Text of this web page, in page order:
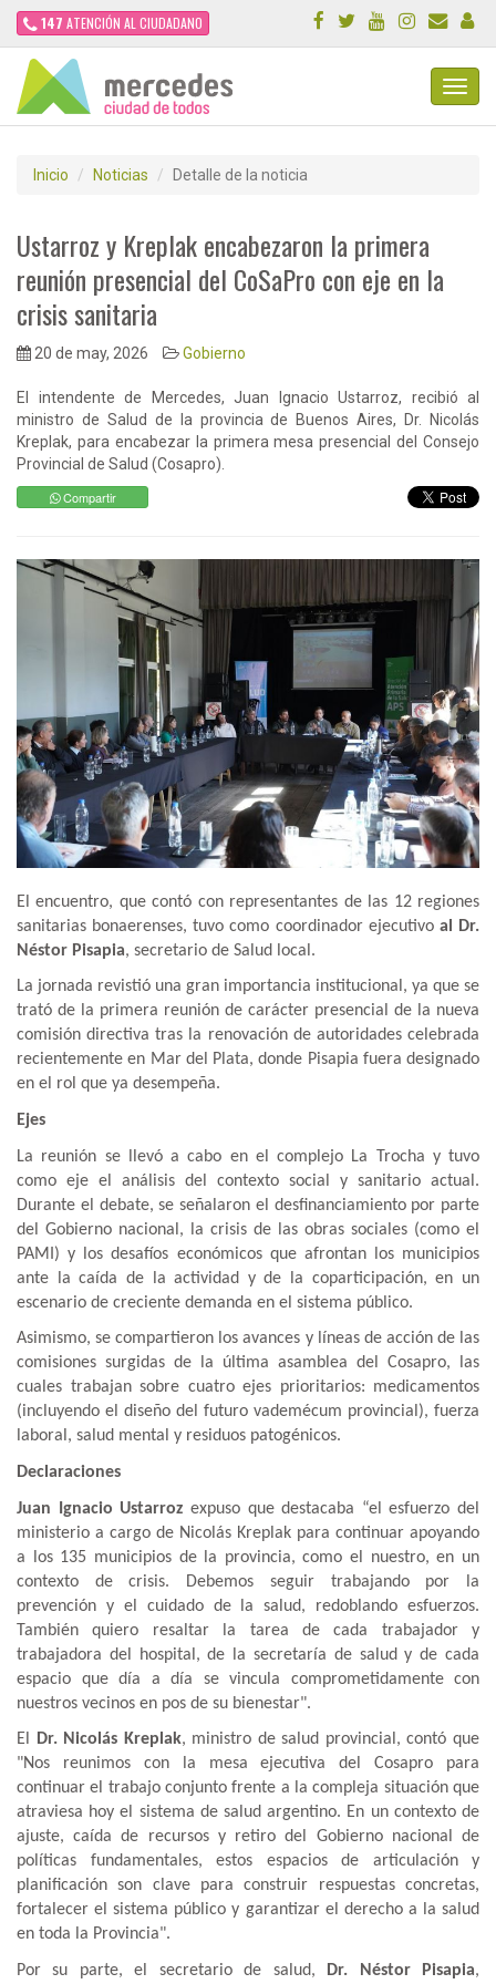
147 ATENCIÓN AL CIUDADANO
Inicio Noticias Detalle de la noticia
Ustarroz y Kreplak encabezaron la primera
reunión presencial del CoSaPro con eje en la
crisis sanitaria
20 de may, 2026 Gobierno
El intendente de Mercedes, Juan Ignacio Ustarroz, recibió al
ministro de Salud de la provincia de Buenos Aires, Dr. Nicolás
Kreplak, para encabezar la primera mesa presencial del Consejo
Provincial de Salud (Cosapro).
Compartir
El encuentro, que contó con representantes de las 12 regiones
sanitarias bonaerenses, tuvo como coordinador ejecutivo al Dr.
Néstor Pisapia, secretario de Salud local.
La jornada revistió una gran importancia institucional, ya que se
trató de la primera reunión de carácter presencial de la nueva
comisión directiva tras la renovación de autoridades celebrada
recientemente en Mar del Plata, donde Pisapia fuera designado
en el rol que ya desempeña.
Ejes
La reunión se llevó a cabo en el complejo La Trocha y tuvo
como eje el análisis del contexto social y sanitario actual.
Durante el debate, se señalaron el desfinanciamiento por parte
del Gobierno nacional, la crisis de las obras sociales (como el
PAMI) y los desafíos económicos que afrontan los municipios
ante la caída de la actividad y de la coparticipación, en un
escenario de creciente demanda en el sistema público.
Asimismo, se compartieron los avances y líneas de acción de las
comisiones surgidas de la última asamblea del Cosapro, las
cuales trabajan sobre cuatro ejes prioritarios: medicamentos
(incluyendo el diseño del futuro vademécum provincial), fuerza
laboral, salud mental y residuos patogénicos.
Declaraciones
Juan Ignacio Ustarroz expuso que destacaba “el esfuerzo del
ministerio a cargo de Nicolás Kreplak para continuar apoyando
a los 135 municipios de la provincia, como el nuestro, en un
contexto de crisis. Debemos seguir trabajando por la
prevención y el cuidado de la salud, redoblando esfuerzos.
También quiero resaltar la tarea de cada trabajador y
trabajadora del hospital, de la secretaría de salud y de cada
espacio que día a día se vincula comprometidamente con
nuestros vecinos en pos de su bienestar".
El Dr. Nicolás Kreplak, ministro de salud provincial, contó que
"Nos reunimos con la mesa ejecutiva del Cosapro para
continuar el trabajo conjunto frente a la compleja situación que
atraviesa hoy el sistema de salud argentino. En un contexto de
ajuste, caída de recursos y retiro del Gobierno nacional de
políticas fundamentales, estos espacios de articulación y
planificación son clave para construir respuestas concretas,
fortalecer el sistema público y garantizar el derecho a la salud
en toda la Provincia".
Por su parte, el secretario de salud, Dr. Néstor Pisapia,